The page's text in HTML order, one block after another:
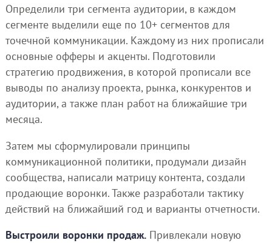
Определили три сегмента аудитории, в каждом
сегменте выделили еще по 10+ сегментов для
точечной коммуникации. Каждому из них прописали
основные офферы и акценты. Подготовили
стратегию продвижения, в которой прописали все
выводы по анализу проекта, рынка, конкурентов и
аудитории, а также план работ на ближайшие три
месяца.
Затем мы сформулировали принципы
коммуникационной политики, продумали дизайн
сообщества, написали матрицу контента, создали
продающие воронки. Также разработали тактику
действий на ближайший год и варианты отчетности.
Выстроили воронки продаж.Привлекали новую